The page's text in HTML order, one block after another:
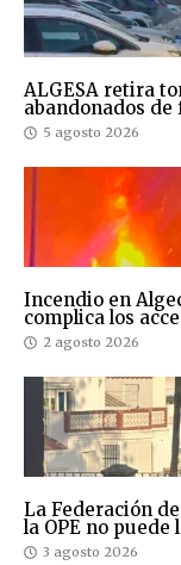
ALGESA retira
abandonados
5 agosto 2026
Incendio en
complica los
2 agosto 2026
La Federación
la OPE no
3 agosto 2026